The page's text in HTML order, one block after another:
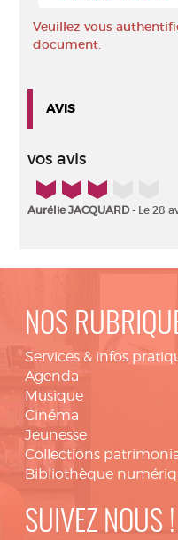
Veuillez vous
document.
AVIS
vos avis
3/5
Aurélie JACQUARD- Le 28
NOS
Services & infos
Agenda
Musique
Cinéma
Jeunesse
Collections
Bibliothèque
SUIVEZ NOUS !